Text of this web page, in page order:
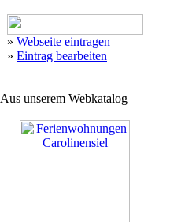
» Webseite eintragen
» Eintrag bearbeiten
Aus unserem Webkatalog